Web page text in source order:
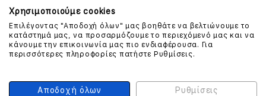
ΕΠΙΚΟΙΝΩΝΗΣΤΕ ΜΑΖΙ ΜΑΣ
210 999 4510
(Χρεώση μια αστική μονάδα από σταθερό)
ΑΣΦΑΛΕΙΑ ΣΥΝΑΛΛΑΓΩΝ
Χρησιμοποιούμε cookies
Επιλέγοντας "Αποδοχή όλων" μας βοηθάτε να βελτιώνουμε το
κατάστημά μας, να προσαρμόζουμε το περιεχόμενό μας και να
κάνουμε την επικοινωνία μας πιο ενδιαφέρουσα. Για
περισσότερες πληροφορίες πατήστε Ρυθμίσεις.
Αποδοχή όλων Ρυθμίσεις